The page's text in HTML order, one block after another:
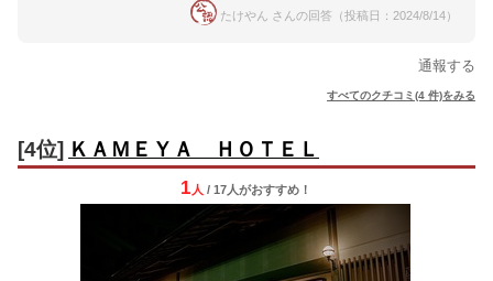
たけやん さんの回答（投稿日：2024/8/14）
通報する
すべてのクチコミ(4 件)をみる
[4位] ＫＡＭＥＹＡ ＨＯＴＥＬ
1 人 / 17人がおすすめ！